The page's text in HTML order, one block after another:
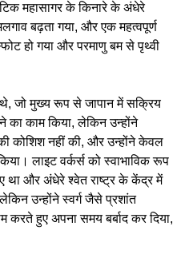
महासागर के किनारे के अंधेरे
बढ़ता गया, और एक महत्वपूर्ण
हो गया और परमाणु बम से पृथ्वी
जो मुख्य रूप से जापान में सक्रिय
का काम किया, लेकिन उन्होंने
कोशिश नहीं की, और उन्होंने केवल
लाइट वर्कर्स को स्वाभाविक रूप
था और अंधेरे श्वेत राष्ट्र के केंद्र में
उन्होंने स्वर्ग जैसे प्रशांत
करते हुए अपना समय बर्बाद कर दिया,